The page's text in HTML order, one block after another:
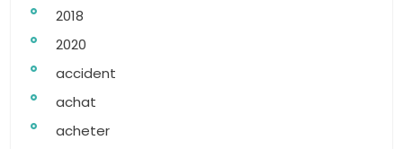
2018
2020
accident
achat
acheter